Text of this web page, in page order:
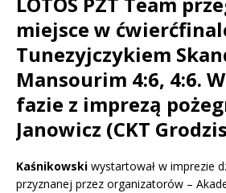
miejsce w
Tunezyjczykiem
Mansourim 4:6, 4:6.
fazie z imprezą
Janowicz (CKT
Kaśnikowski wystartował w imprezie
przyznanej przez organizatorów –